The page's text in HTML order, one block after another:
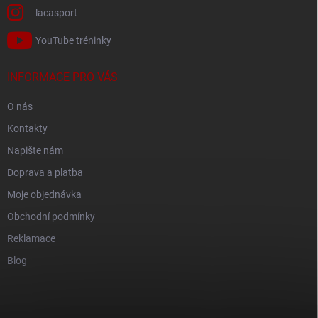
lacasport
YouTube tréninky
INFORMACE PRO VÁS
O nás
Kontakty
Napište nám
Doprava a platba
Moje objednávka
Obchodní podmínky
Reklamace
Blog